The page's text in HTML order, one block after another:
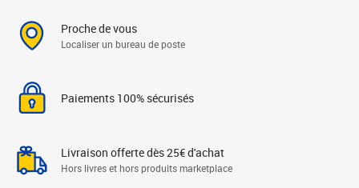
Proche de vous
Localiser un bureau de poste
Paiements 100% sécurisés
Livraison offerte dès 25€ d'achat
Hors livres et hors produits marketplace